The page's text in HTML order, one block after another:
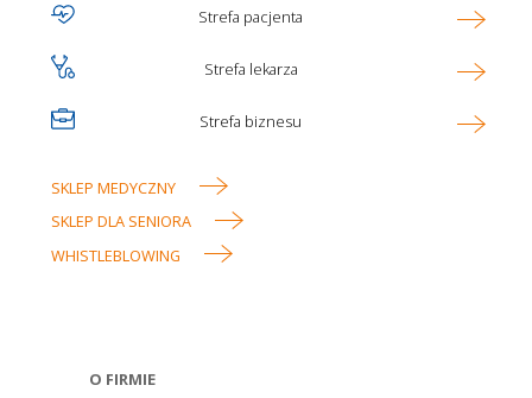
Optus
main
menu
Strefa pacjenta
Ikona
Strefa lekarza
Ikona
Strefa biznesu
Ikona
Linki
w
SKLEP MEDYCZNY
SKLEP DLA SENIORA
WHISTLEBLOWING
O FIRMIE